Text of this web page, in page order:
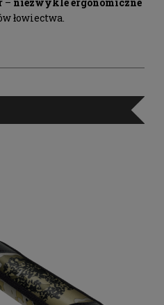
łowiectwa.